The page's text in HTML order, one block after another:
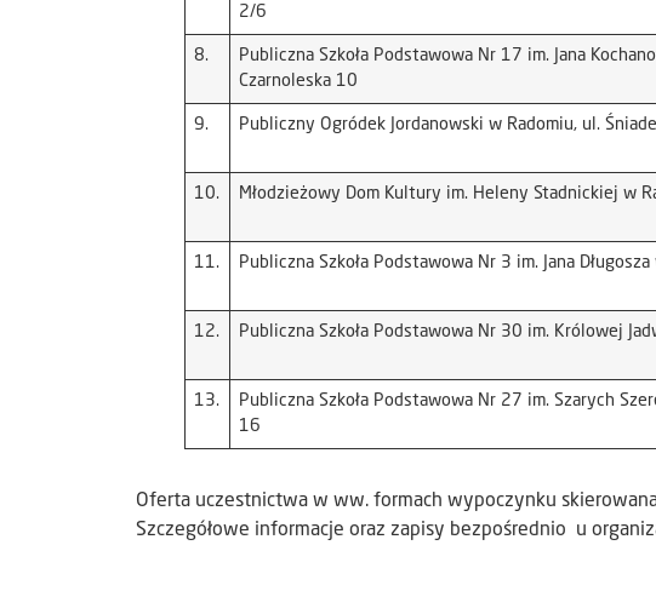
2/6
8.
Publiczna Szkoła Podstawowa Nr 17 im. Jana
Czarnoleska 10
9. Publiczny Ogródek Jordanowski w Radomiu, ul.
10. Młodzieżowy Dom Kultury im. Heleny Stadnickiej w
11. Publiczna Szkoła Podstawowa Nr 3 im. Jana
12. Publiczna Szkoła Podstawowa Nr 30 im. Królowej
13.
Publiczna Szkoła Podstawowa Nr 27 im. Szarych
16
Oferta uczestnictwa w ww. formach wypoczynku
Szczegółowe informacje oraz zapisy bezpośrednio u